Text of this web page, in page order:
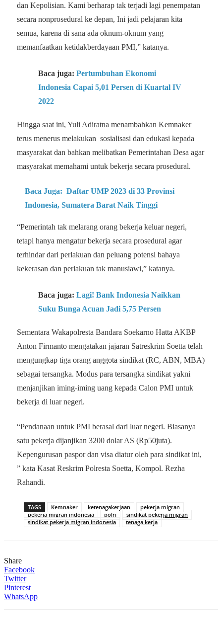
dan Kepolisian. Kami berharap tak terjadi lagi penempatan
secara nonprosedural ke depan, Ini jadi pelajaran kita
semua, karena di sana ada oknum-oknum yang
memanfaatkan ketidakberdayaan PMI,” katanya.
Baca juga: Pertumbuhan Ekonomi
Indonesia Capai 5,01 Persen di Kuartal IV
2022
Hingga saat ini, Yuli Adiratna menambahkan Kemnaker
terus menerus melakukan sosialisasi dan edukasi kepada
masyarakat dan bahkan melibatkan Pemerintahan Desa agar
masyarakat memahami untuk bekerja secara prosedural.
Baca Juga: Daftar UMP 2023 di 33 Provinsi
Indonesia, Sumatera Barat Naik Tinggi
“Pemerintah tak melarang orang bekerja keluar negeri,
tetapi hanya mengatur bekerja secara prosedural agar
terhindar dari perlakuan dan peluang potensi bahaya
kekerasan dan perlakuan tak manusiawi,” katanya.
Baca juga: Lagi! Bank Indonesia Naikkan
Suku Bunga Acuan Jadi 5,75 Persen
Sementara Wakapolresta Bandara Soekarno Hatta AKBP
Anton Firmanto mengatakan jajaran Satreskrim Soetta telah
mengungkap tiga orang anggota sindikat (RC, ABN, MBA)
sebagai tersangka. Modus para tersangka sindikat yakni
menjanjikan iming-iming uang kepada Calon PMI untuk
bekerja di luar negeri.
“Pendanaan untuk PMI berasal dari luar negeri. Biasanya
satu pekerja dijanjikan 3200 dolar AS (Rp50juta).
Kepengurusan paspor dan visa diatur oleh para sindikat ini,
” kata Kasat Reskrim Polresta Soetta, Kompol. Rezha
Rahandi.
TAGS Kemnaker ketenagakerjaan
pekerja migran
pekerja migran indonesia
polri
sindikat pekerja migran
sindikat pekerja migran indonesia
tenaga kerja
Share
Facebook
Twitter
Pinterest
WhatsApp